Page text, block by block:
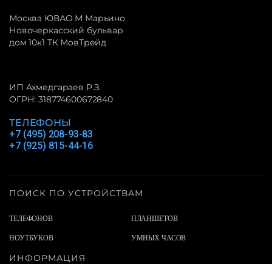
Москва ЮВАО М Марьино
Новочеркасский бульвар
дом 10к1 ТК МовТрейд
ИП Ахмедгараев Р.З.
ОГРН: 318774600672840
ТЕЛЕФОНЫ
+7 (495) 208-93-83
+7 (925) 815-44-16
ПОИСК ПО УСТРОЙСТВАМ
ТЕЛЕФОНОВ ПЛАНШЕТОВ
НОУТБУКОВ УМНЫХ ЧАСОВ
ИНФОРМАЦИЯ